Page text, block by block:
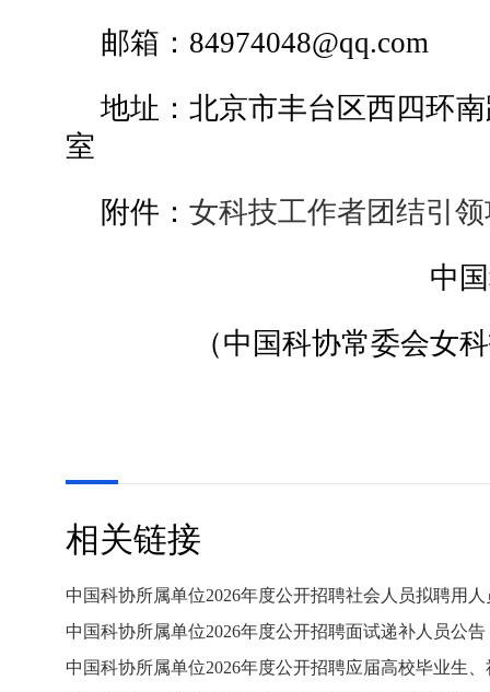
邮箱：84974048@qq.com
地址：北京市丰台区西四环
室
附件： 女科技工作者团结引
中
（中国科协常委会女
相关链接
中国科协所属单位2026年度公开招聘社会人员拟聘用
中国科协所属单位2026年度公开招聘面试递补人员公告
中国科协所属单位2026年度公开招聘应届高校毕业生